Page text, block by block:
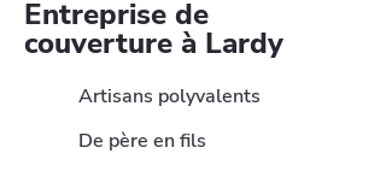
Entreprise de
couverture à Lardy
Artisans polyvalents
De père en fils